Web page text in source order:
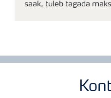
saak, tuleb tagada